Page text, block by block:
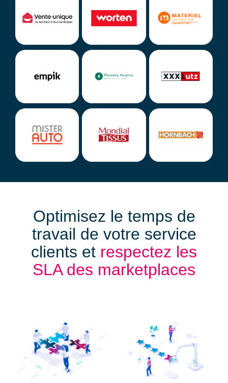
Optimisez le temps de
travail de votre service
clients et respectez les
SLA des marketplaces